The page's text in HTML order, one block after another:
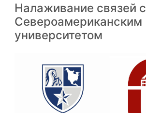
Налаживание связей с
Североамериканским
университетом